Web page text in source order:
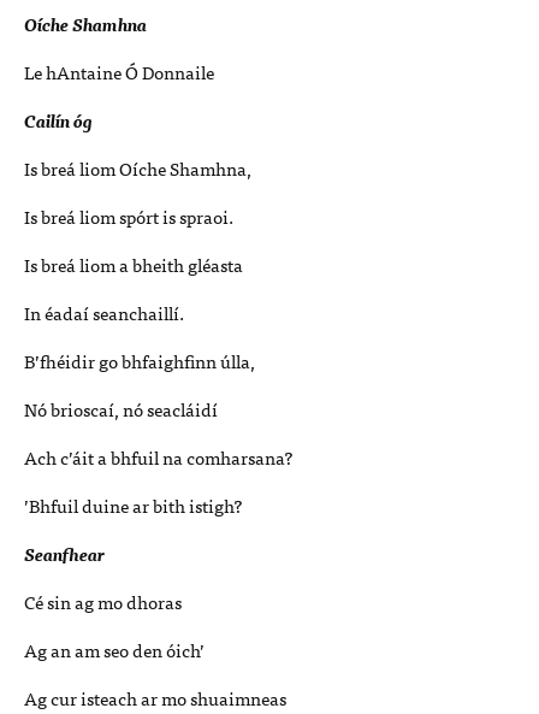
Oíche Shamhna
Le hAntaine Ó Donnaile
Cailín óg
Is breá liom Oíche Shamhna,
Is breá liom spórt is spraoi.
Is breá liom a bheith gléasta
In éadaí seanchaillí.
B’fhéidir go bhfaighfinn úlla,
Nó brioscaí, nó seacláidí
Ach c’áit a bhfuil na comharsana?
’Bhfuil duine ar bith istigh?
Seanfhear
Cé sin ag mo dhoras
Ag an am seo den óich’
Ag cur isteach ar mo shuaimneas